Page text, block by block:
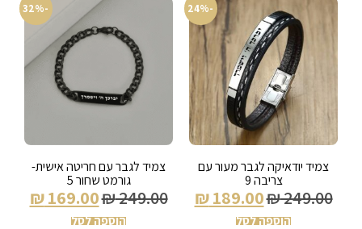
-24%
צמיד יודאיקה לגבר מעור עם
צריבה 9
₪249.00
₪189.00
הוספה לסל
-32%
צמיד לגבר עם חריטה אישית-
גורמט שחור 5
₪249.00
₪169.00
הוספה לסל